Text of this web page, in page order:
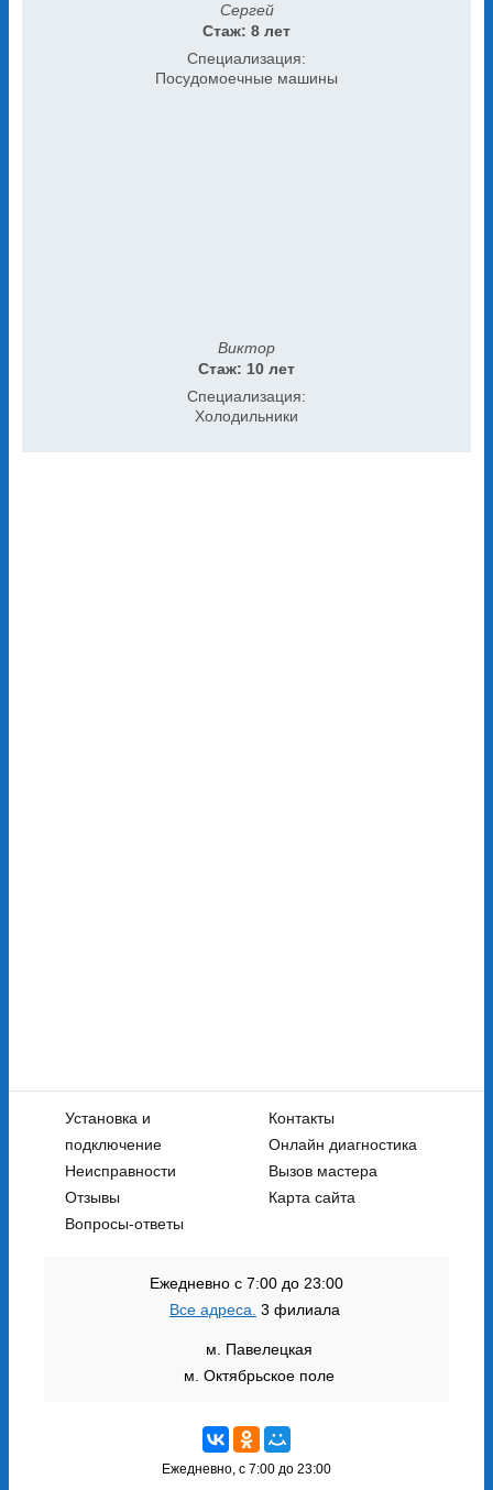
Сергей
Стаж: 8 лет
Специализация:
Посудомоечные машины
Виктор
Стаж: 10 лет
Специализация:
Холодильники
Установка и
подключение
Неисправности
Отзывы
Вопросы-ответы
Контакты
Онлайн диагностика
Вызов мастера
Карта сайта
Ежедневно с 7:00 до 23:00
Все адреса. 3 филиала
м. Павелецкая
м. Октябрьское поле
Ежедневно, с 7:00 до 23:00